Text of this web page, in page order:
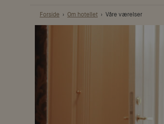
Forside Om hotellet Våre værelser